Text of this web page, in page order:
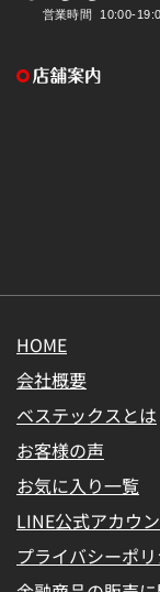
HOME
会社概要
ベステックスとは
お客様の声
お気に入り一覧
LINE公式アカウ
プライバシーポ